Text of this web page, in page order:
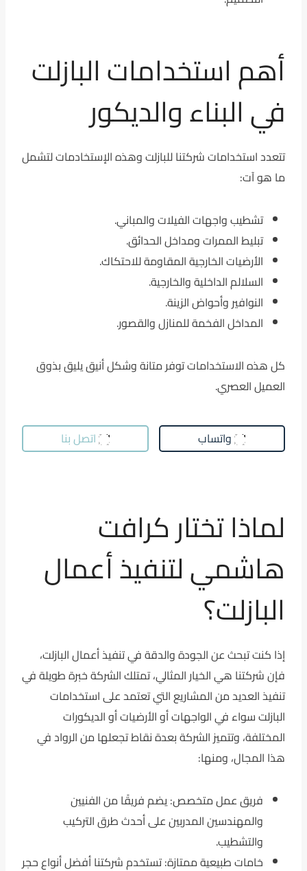
أهم استخدامات البازلت
في البناء والديكور
تتعدد استخدامات شركتنا للبازلت وهذه الإستخادمات لتشمل
ما هو آت:
تشطيب واجهات الفيلات والمباني.
تبليط الممرات ومداخل الحدائق.
الأرضيات الخارجية المقاومة للاحتكاك.
السلالم الداخلية والخارجية.
النوافير وأحواض الزينة.
المداخل الفخمة للمنازل والقصور.
كل هذه الاستخدامات توفر متانة وشكل أنيق يليق بذوق
العميل العصري.
واتساب اتصل بنا
لماذا تختار كرافت
هاشمي لتنفيذ أعمال
البازلت؟
إذا كنت تبحث عن الجودة والدقة في تنفيذ أعمال البازلت،
فإن شركتنا هي الخيار المثالي، تمتلك الشركة خبرة طويلة في
تنفيذ العديد من المشاريع التي تعتمد على استخدامات
البازلت سواء في الواجهات أو الأرضيات أو الديكورات
المختلفة، وتتميز الشركة بعدة نقاط تجعلها من الرواد في
هذا المجال، ومنها:
فريق عمل متخصص: يضم فريقًا من الفنيين
والمهندسين المدربين على أحدث طرق التركيب
والتشطيب.
خامات طبيعية ممتازة: تستخدم شركتنا أفضل أنواع حجر